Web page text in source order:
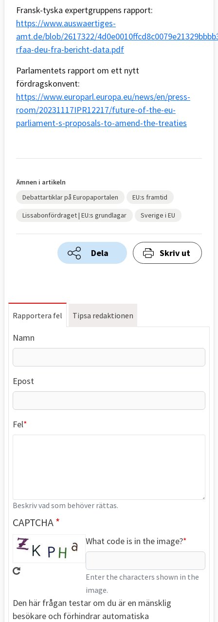
Fransk-tyska expertgruppens rapport:
https://www.auswaertiges-
amt.de/blob/2617322/
rfaa-deu-fra-bericht-data.pdf
Parlamentets rapport om ett nytt
fördragskonvent:
https://www.europarl.europa.eu/news/en/press-
room/20231117IPR12217/future-of-the-eu-
parliament-s-proposals-to-amend-the-treaties
Ämnen i artikeln
Debattartiklar på Europaportalen
EU:s framtid
Lissabonfördraget | EU:s grundlagar Sverige i EU
Dela Skriv ut
Rapportera fel Tipsa redaktionen
Namn
Epost
Fel
Beskriv vad som behöver rättas.
CAPTCHA
What code is in the image?
Enter the characters shown in the
image.
Den här frågan testar om du är en mänsklig
besökare och förhindrar automatiska